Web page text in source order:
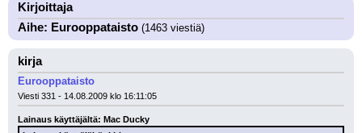
Kirjoittaja
Aihe: Eurooppataisto (1463 viestiä)
kirja
Eurooppataisto
Viesti 331 - 14.08.2009 klo 16:11:05
Lainaus käyttäjältä: Mac Ducky